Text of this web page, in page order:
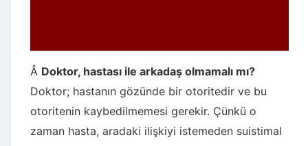
Â Doktor, hastası ile arkadaş olmamalı mı?
Doktor; hastanın gözünde bir otoritedir ve bu
otoritenin kaybedilmemesi gerekir. Çünkü o
zaman hasta, aradaki ilişkiyi istemeden suistimal